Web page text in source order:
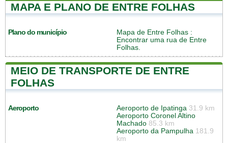
MAPA E PLANO DE ENTRE FOLHAS
Plano do município Mapa de Entre Folhas :
Encontrar uma rua de Entre
Folhas.
MEIO DE TRANSPORTE DE ENTRE
FOLHAS
Aeroporto Aeroporto de Ipatinga 31.9 km
Aeroporto Coronel Altino
Machado 85.3 km
Aeroporto da Pampulha 181.9
km